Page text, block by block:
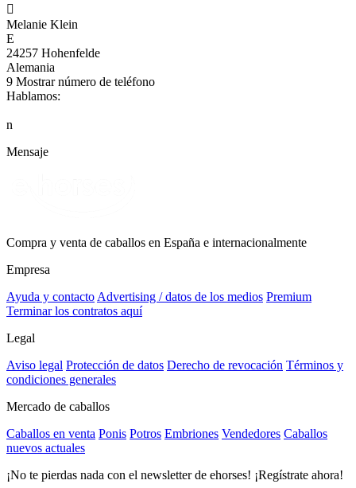

Melanie Klein
E
24257 Hohenfelde
Alemania
9 Mostrar número de teléfono
Hablamos:
n
Mensaje
Compra y venta de caballos en España e internacionalmente
Empresa
Ayuda y contacto Advertising / datos de los medios Premium
Terminar los contratos aquí
Legal
Aviso legal Protección de datos Derecho de revocación Términos y
condiciones generales
Mercado de caballos
Caballos en venta Ponis Potros Embriones Vendedores Caballos
nuevos actuales
¡No te pierdas nada con el newsletter de ehorses! ¡Regístrate ahora!